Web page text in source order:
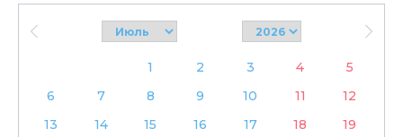
1 2 3 4
5
6
7 8 9 10 11
12
13
14 15 16 17 18 19